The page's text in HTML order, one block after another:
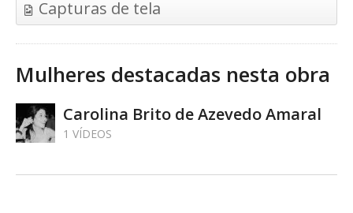
Capturas de tela
Mulheres destacadas nesta obra
Carolina Brito de Azevedo Amaral
1 VÍDEOS